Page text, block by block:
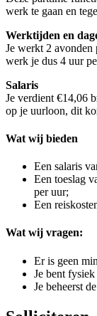
werk te gaan en
Werktijden en
Je werkt 2
werk je dus 4 uur
Salaris
Je verdient €14,06
op je uurloon, dit
Wat wij bieden
Een salaris
Een toeslag
per uur;
Een
Wat wij vragen:
Er is geen
Je bent
Je beheerst